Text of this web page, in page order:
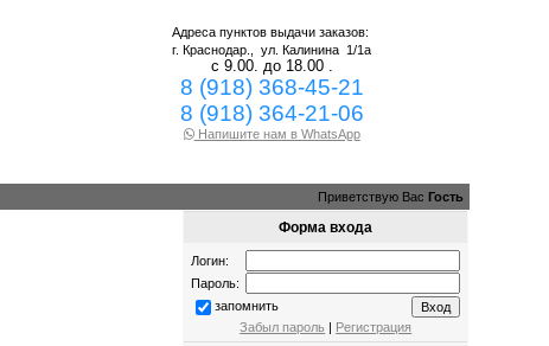
Адреса пунктов выдачи заказов:
г. Краснодар.,ул. Калинина 1/1а
с 9.00. до 18.00 .
8 (918) 368-45-21
8 (918) 364-21-06
Напишите нам в WhatsApp
Приветствую Вас Гость
Форма входа
Логин:
Пароль:
запомнить
Забыл пароль | Регистрация